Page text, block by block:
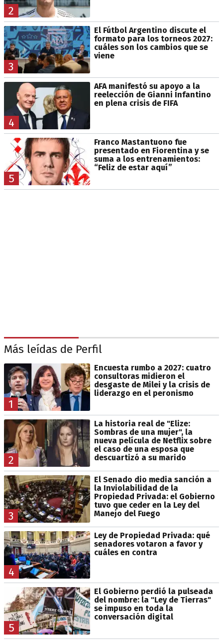
2
3
El Fútbol Argentino discute el
formato para los torneos 2027:
cuáles son los cambios que se
viene
4
AFA manifestó su apoyo a la
reelección de Gianni Infantino
en plena crisis de FIFA
5
Franco Mastantuono fue
presentado en Fiorentina y se
suma a los entrenamientos:
“Feliz de estar aquí”
Más leídas de Perfil
1
Encuesta rumbo a 2027: cuatro
consultoras midieron el
desgaste de Milei y la crisis de
liderazgo en el peronismo
2
La historia real de "Elize:
Sombras de una mujer", la
nueva película de Netflix sobre
el caso de una esposa que
descuartizó a su marido
3
El Senado dio media sanción a
la Inviolabilidad de la
Propiedad Privada: el Gobierno
tuvo que ceder en la Ley del
Manejo del Fuego
4
Ley de Propiedad Privada: qué
senadores votaron a favor y
cuáles en contra
5
El Gobierno perdió la pulseada
del nombre: la "Ley de Tierras"
se impuso en toda la
conversación digital